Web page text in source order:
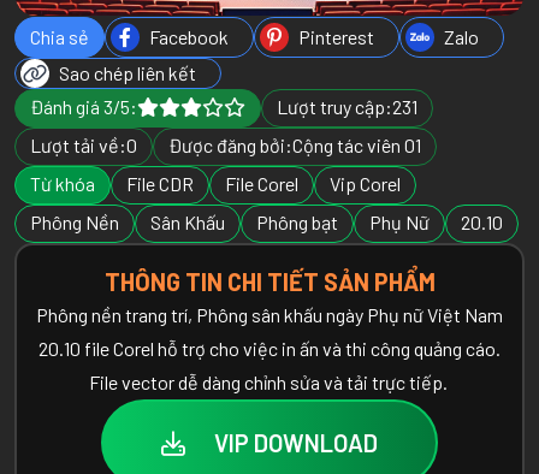
Chia sẻ Facebook Pinterest
Zalo
Sao chép liên kết
Đánh giá 3/5:
Lượt truy cập:231
Lượt tải về:0 Được đăng bởi:Cộng tác viên 01
Từ khóa
File CDR File Corel
Vip Corel
Phông Nền
Sân Khấu Phông bạt Phụ Nữ 20.10
THÔNG TIN CHI TIẾT SẢN PHẨM
Phông nền trang trí, Phông sân khấu ngày Phụ nữ Việt Nam
20.10 file Corel hỗ trợ cho việc in ấn và thi công quảng cáo.
File vector dễ dàng chỉnh sửa và tải trực tiếp.
VIP DOWNLOAD